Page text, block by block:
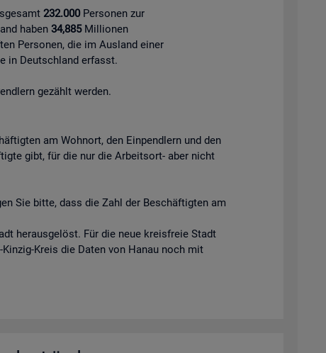
232.000Personen zur
haben 34,885Millionen
Personen, die im Ausland einer
in Deutschland erfasst.
gezählt werden.
am Wohnort, den Einpendlern und den
gibt, für die nur die Arbeitsort- aber nicht
Sie bitte, dass die Zahl der Beschäftigten am
herausgelöst. Für die neue kreisfreie Stadt
Kreis die Daten von Hanau noch mit